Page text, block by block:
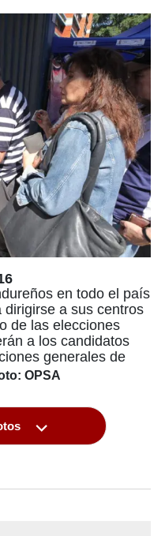
en todo el país
a sus centros
de las elecciones
a los candidatos
generales de
OPSA